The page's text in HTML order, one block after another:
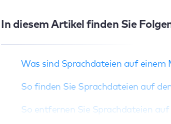
In diesem Artikel finden Sie
Was sind Sprachdateien auf einem
So finden Sie Sprachdateien auf
So entfernen Sie Sprachdateien